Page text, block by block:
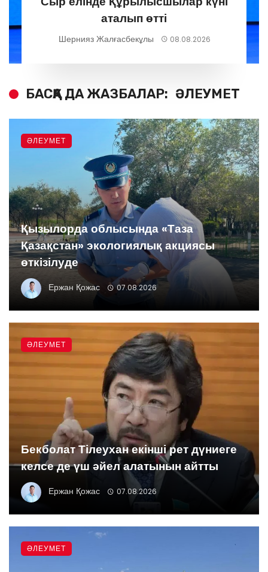
аталып өтті
Шернияз Жалғасбекұлы 08.08.2026
БАСҚА ДА ЖАЗБАЛАР: ӘЛЕУМЕТ
Қызылорда облысында «Таза
Қазақстан» экологиялық акциясы
өткізілуде
Ержан Қожас 07.08.2026
ӘЛЕУМЕТ
Бекболат Тілеухан екінші рет дүниеге
келсе де үш әйел алатынын айтты
Ержан Қожас 07.08.2026
ӘЛЕУМЕТ
ӘЛЕУМЕТ